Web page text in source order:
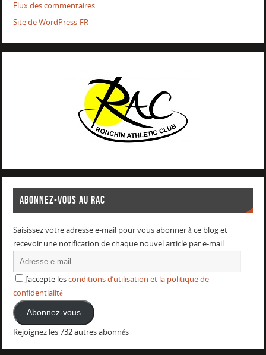
Flux des commentaires
Site de WordPress-FR
ABONNEZ-VOUS AU RAC
Saisissez votre adresse e-mail pour vous abonner à ce blog et
recevoir une notification de chaque nouvel article par e-mail.
J’accepte lesconditions d’utilisation et la politique de
confidentialité
Abonnez-vous
Rejoignez les 732 autres abonnés